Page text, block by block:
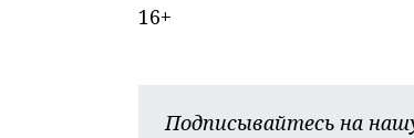
16+
Подписывайтесь на